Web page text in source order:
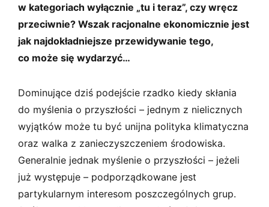
w kategoriach wyłącznie „tu i teraz”, czy wręcz
przeciwnie? Wszak racjonalne ekonomicznie jest
jak najdokładniejsze przewidywanie tego,
co może się wydarzyć…
Dominujące dziś podejście rzadko kiedy skłania
do myślenia o przyszłości – jednym z nielicznych
wyjątków może tu być unijna polityka klimatyczna
oraz walka z zanieczyszczeniem środowiska.
Generalnie jednak myślenie o przyszłości – jeżeli
już występuje – podporządkowane jest
partykularnym interesom poszczególnych grup.